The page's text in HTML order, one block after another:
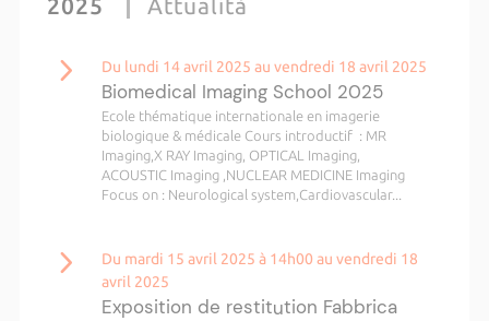
2025
Attualità
Du lundi 14 avril 2025 au vendredi 18 avril 2025
Biomedical Imaging School 2025
Ecole thématique internationale en imagerie
biologique & médicale Cours introductif : MR
Imaging,X RAY Imaging, OPTICAL Imaging,
ACOUSTIC Imaging ,NUCLEAR MEDICINE Imaging
Focus on : Neurological system,Cardiovascular...
Du mardi 15 avril 2025 à 14h00 au vendredi 18
avril 2025
Exposition de restitution Fabbrica